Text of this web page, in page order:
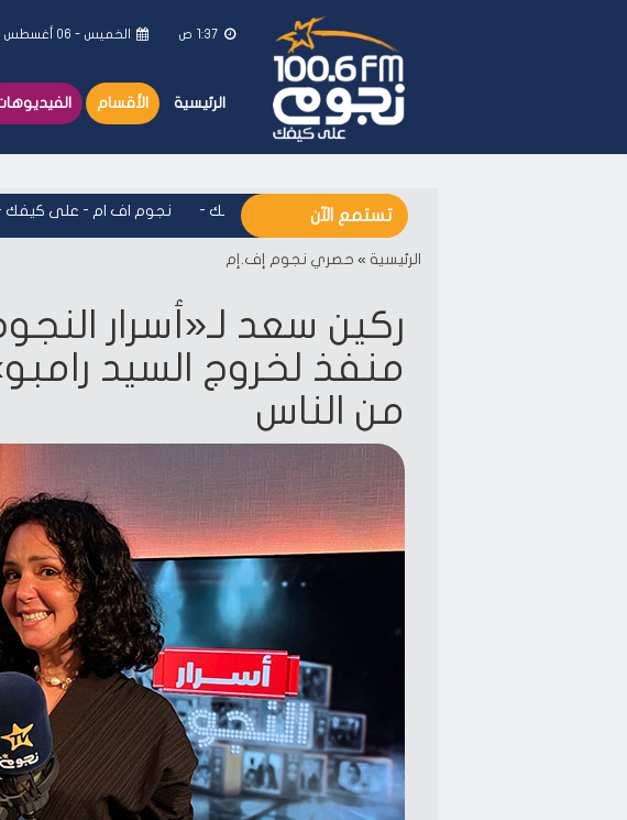
1:37 ص الخميس - ٠٦ أغسطس ٢٠٢٦
الرئيسية الأقسام
تستمع الآن - نجوم اف ام - على كيفك - نجوم اف ام - على كيفك
الرئيسية » حصري نجوم إف.إم
ركين سعد لـ«أسرار
منفذ لخروج السيد
من الناس